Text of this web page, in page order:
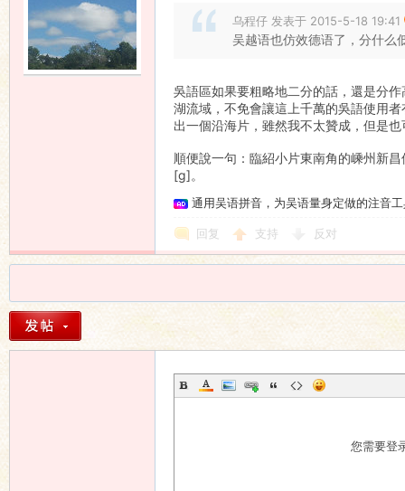
乌程仔 发表于 2015-5-18 19:41
吴越语也仿效德语了，分什么
吳語區如果要粗略地二分的話，還是分
湖流域，不免會讓這上千萬的吳語使用
出一個沿海片，雖然我不太贊成，但是
順便說一句：臨紹小片東南角的嵊州新
[g]。
通用吴语拼音，为吴语量身定做的注音
回复 支持 反对
您需要登